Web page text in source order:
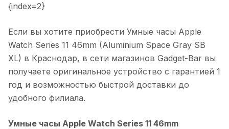
{index=2}
Если вы хотите приобрести Умные часы Apple
Watch Series 11 46mm (Aluminium Space Gray SB
XL) в Краснодар, в сети магазинов Gadget-Bar вы
получаете оригинальное устройство с гарантией 1
год и возможностью быстрой доставки до
удобного филиала.
Умные часы Apple Watch Series 11 46mm